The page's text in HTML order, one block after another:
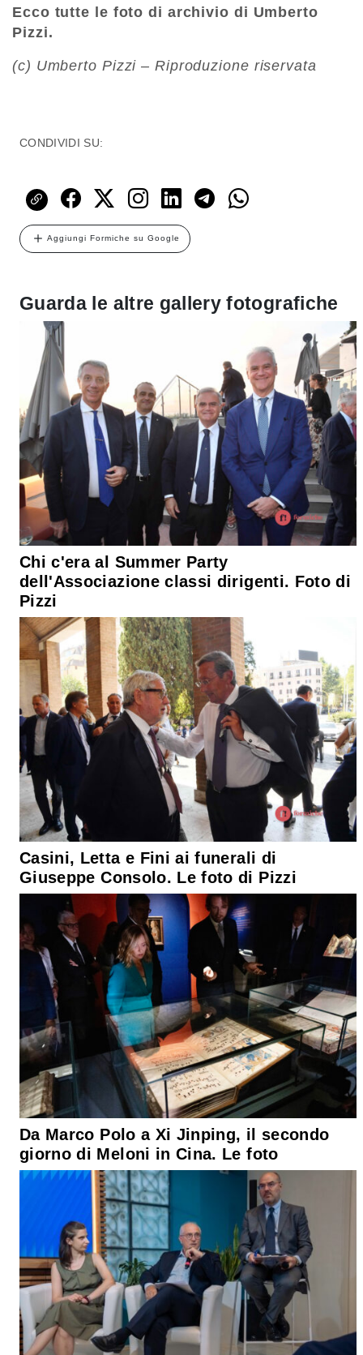
Ecco tutte le foto di archivio di Umberto
Pizzi.
(c) Umberto Pizzi – Riproduzione riservata
CONDIVIDI SU:
Aggiungi Formiche su Google
Guarda le altre gallery fotografiche
Chi c'era al Summer Party
dell'Associazione classi dirigenti. Foto di
Pizzi
Casini, Letta e Fini ai funerali di
Giuseppe Consolo. Le foto di Pizzi
Da Marco Polo a Xi Jinping, il secondo
giorno di Meloni in Cina. Le foto